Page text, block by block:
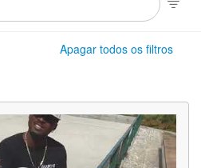
Apagar todos os filtros